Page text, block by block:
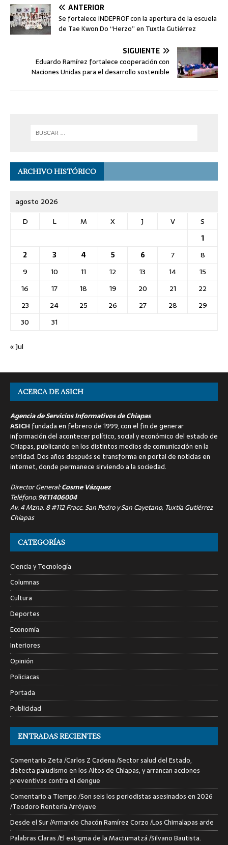
ANTERIOR
Se fortalece INDEPROF con la apertura de la escuela
de Tae Kwon Do “Herzo” en Tuxtla Gutiérrez
SIGUIENTE
Eduardo Ramírez fortalece cooperación con
Naciones Unidas para el desarrollo sostenible
ARCHIVO HISTÓRICO
agosto 2026
D
L M X J V
S
1
2
3 4 5 6 7
8
9
10 11 12 13 14
15
16
17 18 19 20 21
22
23
24 25 26 27 28
29
30
31
« Jul
ACERCA DE ASICH
Agencia de Servicios Informativos de Chiapas
ASICH fundada en febrero de 1999, con el fin de generar
información del acontecer político, social y económico del estado de
Chiapas, publicando en los distintos medios de comunicación en la
entidad. Dos años después se transforma en portal de noticias en
internet, donde permanece sirviendo a la sociedad.
Director General:Cosme Vázquez
Teléfono:9611406004
Av. 4 Mzna. 8 #112 Fracc. San Pedro y San Cayetano, Tuxtla Gutiérrez
Chiapas
CATEGORÍAS
Ciencia y Tecnología
Columnas
Cultura
Deportes
Economía
Interiores
Opinión
Policiacas
Portada
Publicidad
ENTRADAS RECIENTES
Comentario Zeta /Carlos Z Cadena /Sector salud del Estado,
detecta paludismo en los Altos de Chiapas, y arrancan acciones
preventivas contra el dengue
Comentario a Tiempo /Son seis los periodistas asesinados en 2026
/Teodoro Rentería Arróyave
Desde el Sur /Armando Chacón Ramírez Corzo /Los Chimalapas arde
Palabras Claras /El estigma de la Mactumatzá /Silvano Bautista.